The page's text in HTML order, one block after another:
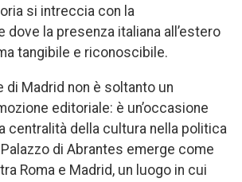
si intreccia con la
dove la presenza italiana all’estero
tangibile e riconoscibile.
di Madrid non è soltanto un
editoriale: è un’occasione
centralità della cultura nella politica
di Abrantes emerge come
Roma e Madrid, un luogo in cui